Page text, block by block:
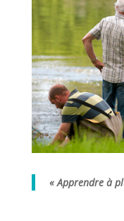
« Apprendre à